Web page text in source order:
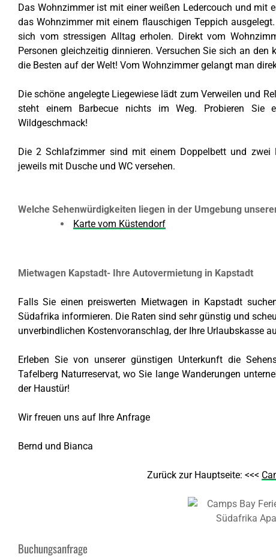
Das Wohnzimmer ist mit einer weißen Ledercouch und mit
das Wohnzimmer mit einem flauschigen Teppich
sich vom stressigen Alltag erholen. Direkt vom
Personen gleichzeitig dinnieren. Versuchen Sie sich an
die Besten auf der Welt! Vom Wohnzimmer gelangt man
Die schöne angelegte Liegewiese lädt zum Verweilen und
steht einem Barbecue nichts im Weg. Probieren Sie
Wildgeschmack!
Die 2 Schlafzimmer sind mit einem Doppelbett und zwei
jeweils mit Dusche und WC versehen.
Welche Sehenwürdigkeiten liegen in der Umgebung
Karte vom Küstendorf
Mietwagen Kapstadt- Ihre Autovermietung in Kapstadt
Falls Sie einen preiswerten Mietwagen in Kapstadt
Südafrika informieren. Die Raten sind sehr günstig und
unverbindlichen Kostenvoranschlag, der Ihre Urlaubskasse
Erleben Sie von unserer günstigen Unterkunft die
Tafelberg Naturreservat, wo Sie lange Wanderungen
der Haustür!
Wir freuen uns auf Ihre Anfrage
Bernd und Bianca
Zurück zur Hauptseite: <<<
Buchungsanfrage